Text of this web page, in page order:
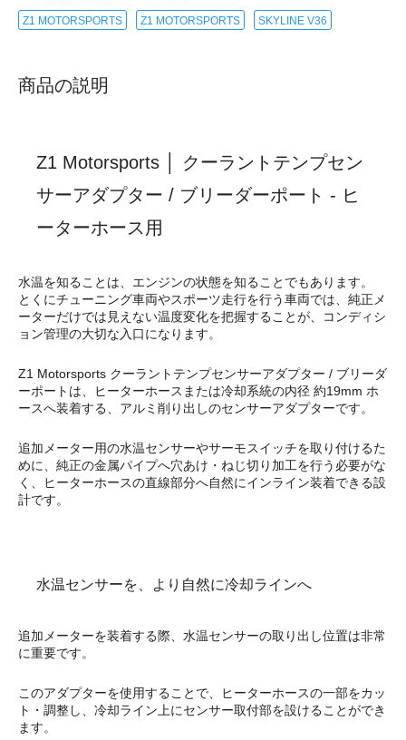
Z1 MOTORSPORTS Z1 MOTORSPORTS SKYLINE V36
商品の説明
Z1 Motorsports │ クーラントテンプセン
サーアダプター / ブリーダーポート - ヒ
ーターホース用
水温を知ることは、エンジンの状態を知ることでもあります。
とくにチューニング車両やスポーツ走行を行う車両では、純正メ
ーターだけでは見えない温度変化を把握することが、コンディシ
ョン管理の大切な入口になります。
Z1 Motorsports クーラントテンプセンサーアダプター / ブリーダ
ーポートは、ヒーターホースまたは冷却系統の内径 約19mm ホ
ースへ装着する、アルミ削り出しのセンサーアダプターです。
追加メーター用の水温センサーやサーモスイッチを取り付けるた
めに、純正の金属パイプへ穴あけ・ねじ切り加工を行う必要がな
く、ヒーターホースの直線部分へ自然にインライン装着できる設
計です。
水温センサーを、より自然に冷却ラインへ
追加メーターを装着する際、水温センサーの取り出し位置は非常
に重要です。
このアダプターを使用することで、ヒーターホースの一部をカッ
ト・調整し、冷却ライン上にセンサー取付部を設けることができ
ます。